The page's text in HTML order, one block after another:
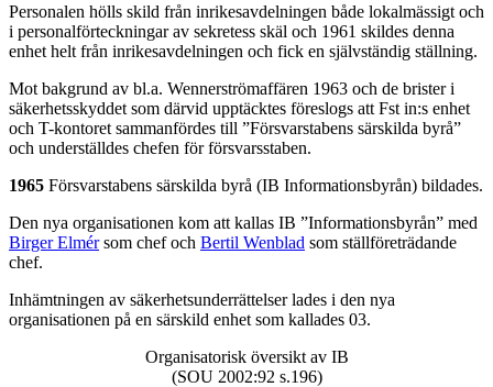
Personalen hölls skild från inrikesavdelningen både lokalmässigt och
i personalförteckningar av sekretess skäl och 1961 skildes denna
enhet helt från inrikesavdelningen och fick en självständig ställning.
Mot bakgrund av bl.a. Wennerströmaffären 1963 och de brister i
säkerhetsskyddet som därvid upptäcktes föreslogs att Fst in:s enhet
och T-kontoret sammanfördes till ”Försvarstabens särskilda byrå”
och underställdes chefen för försvarsstaben.
1965 Försvarstabens särskilda byrå (IB Informationsbyrån) bildades.
Den nya organisationen kom att kallas IB ”Informationsbyrån” med
Birger Elmérsom chef och Bertil Wenblad som ställföreträdande
chef.
Inhämtningen av säkerhetsunderrättelser lades i den nya
organisationen på en särskild enhet som kallades 03.
Organisatorisk översikt av IB
(SOU 2002:92 s.196)